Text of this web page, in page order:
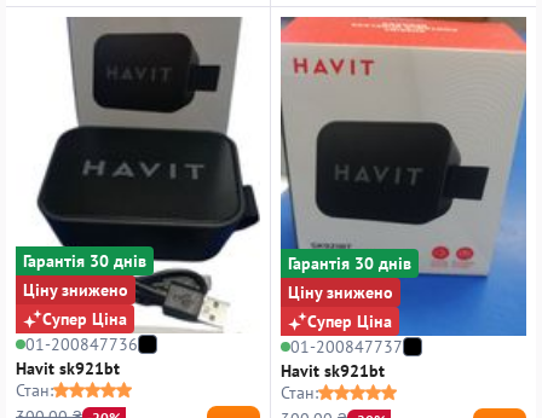
Гарантiя 30 днiв
Ціну знижено
Супер Ціна
01-200847736
Havit sk921bt
Стан:
Гарантiя 30 днiв
Ціну знижено
Супер Ціна
01-200847737
Havit sk921bt
Стан: